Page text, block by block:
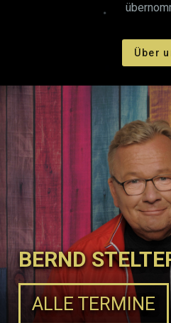
Über
BERND
ALLE TERMINE